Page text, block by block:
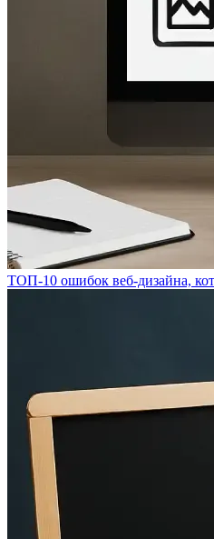
ТОП-10 ошибок веб-дизайна,